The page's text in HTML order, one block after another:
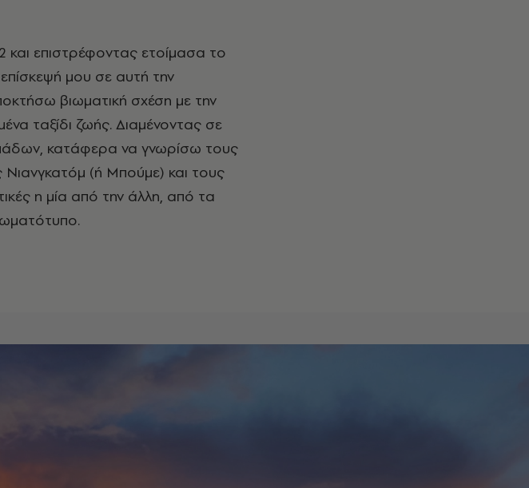
μου σε αυτή την
βιωματική σχέση με την
ταξίδι ζωής. Διαμένοντας σε
κατάφερα να γνωρίσω τους
(ή Μπούμε) και τους
η μία από την άλλη, από τα